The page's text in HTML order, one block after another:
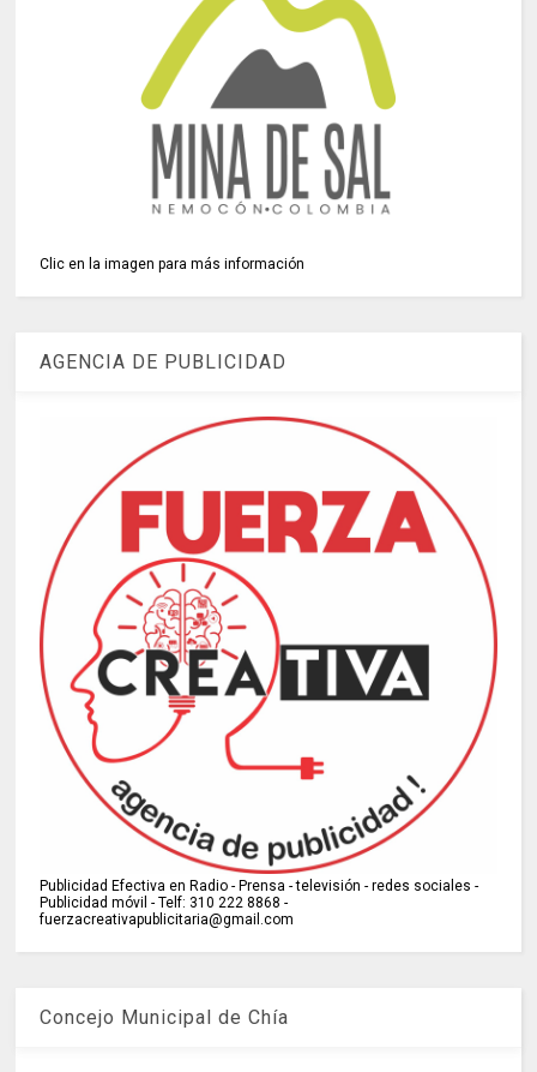
Clic en la imagen para más información
AGENCIA DE PUBLICIDAD
Publicidad Efectiva en Radio - Prensa - televisión - redes sociales -
Publicidad móvil - Telf: 310 222 8868 -
fuerzacreativapublicitaria@gmail.com
Concejo Municipal de Chía